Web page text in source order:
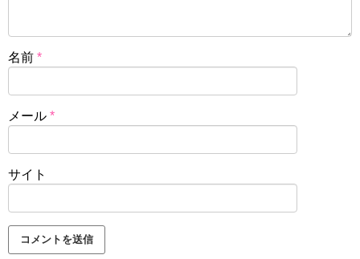
名前 *
メール *
サイト